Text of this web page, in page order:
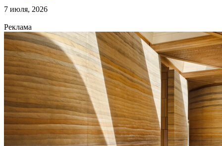
7 июля, 2026
Реклама